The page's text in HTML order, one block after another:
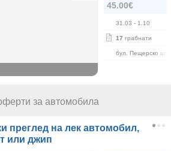
45.00€
31.03 - 1.10
17 грабнати
бул. Пещерско
за автомобила
преглед на лек автомобил,
или джип